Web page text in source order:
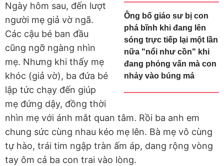
Ông bố giáo sư bị con
phá bĩnh khi đang lên
sóng trực tiếp lại một lần
nữa "nổi như cồn" khi
đang phỏng vấn mà con
nhảy vào búng má
Ngày hôm sau, đến lượt
người mẹ giả vờ ngã.
Các cậu bé ban đầu
cũng ngỡ ngàng nhìn
mẹ. Nhưng khi thấy mẹ
khóc (giả vờ), ba đứa bé
lập tức chạy đến giúp
mẹ đứng dậy, đồng thời
nhìn mẹ với ánh mắt quan tâm. Rồi ba anh em
chung sức cùng nhau kéo mẹ lên. Bà mẹ vô cùng
tự hào, trái tim ngập tràn ấm áp, dang rộng vòng
tay ôm cả ba con trai vào lòng.